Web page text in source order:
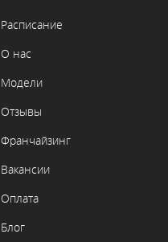
Расписание
О нас
Модели
Отзывы
Франчайзинг
Вакансии
Оплата
Блог